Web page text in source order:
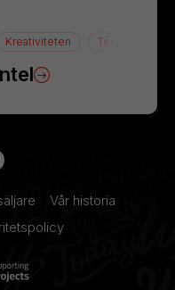
Kreativiteten Teckning
Vår historia